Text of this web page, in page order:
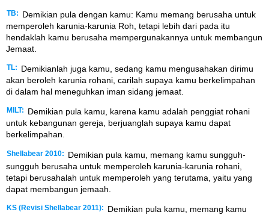
TB:
Demikian pula dengan kamu: Kamu memang berusaha untuk
memperoleh karunia-karunia Roh, tetapi lebih dari pada itu
hendaklah kamu berusaha mempergunakannya untuk membangun
Jemaat.
TL:
Demikianlah juga kamu, sedang kamu mengusahakan dirimu
akan beroleh karunia rohani, carilah supaya kamu berkelimpahan
di dalam hal meneguhkan iman sidang jemaat.
MILT:
Demikian pula kamu, karena kamu adalah penggiat rohani
untuk kebangunan gereja, berjuanglah supaya kamu dapat
berkelimpahan.
Shellabear 2010:
Demikian pula kamu, memang kamu sungguh-
sungguh berusaha untuk memperoleh karunia-karunia rohani,
tetapi berusahalah untuk memperoleh yang terutama, yaitu yang
dapat membangun jemaah.
KS (Revisi Shellabear 2011):
Demikian pula kamu, memang kamu